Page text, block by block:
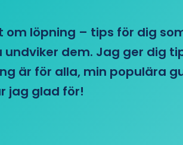
löpning – tips för dig
dem. Jag ger dig
är för alla, min populära
jag glad för!